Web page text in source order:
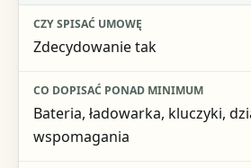
Zdecydowanie tak
Bateria, ładowarka, kluczyki,
wspomagania